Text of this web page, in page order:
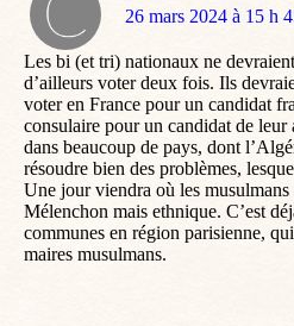
dit
26 mars 2024 à 15 h
Les bi (et tri) nationaux ne
d’ailleurs voter deux fois. Ils
voter en France pour un candidat
consulaire pour un candidat de leur
dans beaucoup de pays, dont
résoudre bien des problèmes,
Une jour viendra où les
Mélenchon mais ethnique. C’est
communes en région parisienne,
maires musulmans.